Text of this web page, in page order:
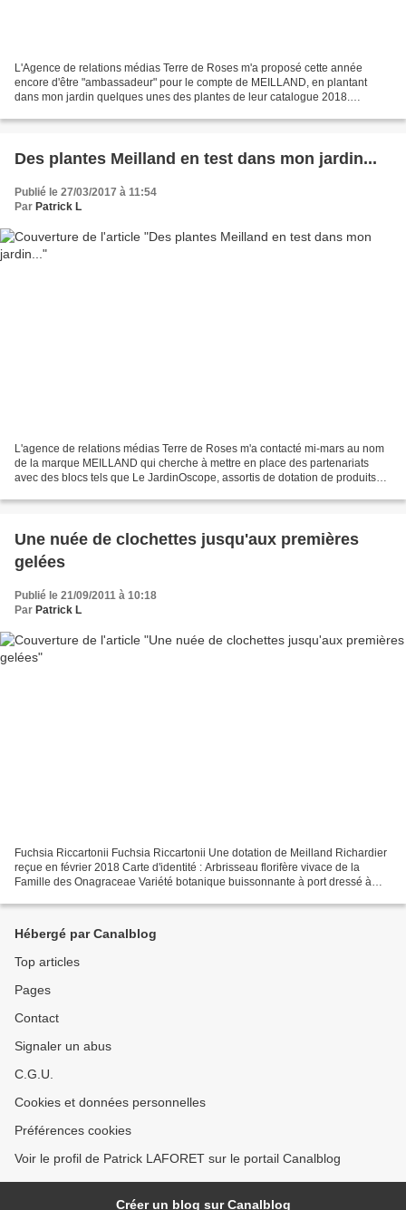
L'Agence de relations médias Terre de Roses m'a proposé cette année
encore d'être "ambassadeur" pour le compte de MEILLAND, en plantant
dans mon jardin quelques unes des plantes de leur catalogue 2018.
Des plantes Meilland en test dans mon jardin...
Publié le 27/03/2017 à 11:54
Par Patrick L
L'agence de relations médias Terre de Roses m'a contacté mi-mars au nom
de la marque MEILLAND qui cherche à mettre en place des partenariats
avec des blocs tels que Le JardinOscope, assortis de dotation de produits
Une nuée de clochettes jusqu'aux premières
gelées
Publié le 21/09/2011 à 10:18
Par Patrick L
Fuchsia Riccartonii Fuchsia Riccartonii Une dotation de Meilland Richardier
reçue en février 2018 Carte d'identité : Arbrisseau florifère vivace de la
Famille des Onagraceae Variété botanique buissonnante à port dressé à
Hébergé par Canalblog
Top articles
Pages
Contact
Signaler un abus
C.G.U.
Cookies et données personnelles
Préférences cookies
Voir le profil de Patrick LAFORET sur le portail Canalblog
Créer un blog sur Canalblog